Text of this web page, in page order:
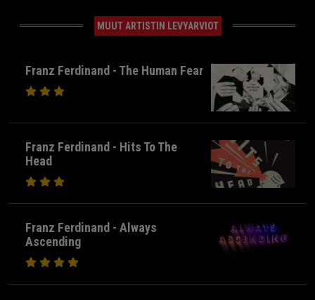
MUUT ARTISTIN LEVYARVIOT
Franz Ferdinand - The Human Fear
Franz Ferdinand - Hits To The
Head
Franz Ferdinand - Always
Ascending